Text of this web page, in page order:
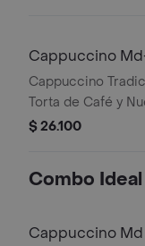
Cappuccino
Cappuccino
Torta de Café y
presentación de la
$ 26.100
Combo Ideal
Cappuccino Md